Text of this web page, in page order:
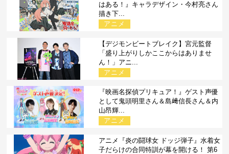
はある！』キャラデザイン・今村亮さん
描き下...
アニメ
【デジモンビートブレイク】宮元監督
「盛り上がりしかここからはありませ
ん！」アニ...
アニメ
『映画名探偵プリキュア！』ゲスト声優
として鬼頭明里さん＆島﨑信長さん＆内
山昂輝...
アニメ
アニメ『炎の闘球女 ドッジ弾子』水着女
子だらけの合同特訓が幕を開ける！ 第6